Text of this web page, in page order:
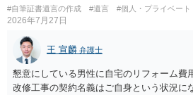
#自筆証書遺言の作成 #遺言 #個人・プライベート
2026年7月27日
王 宣麟 弁護士
懇意にしている男性に自宅のリフォーム費
改修工事の契約名義はご自身という状況に